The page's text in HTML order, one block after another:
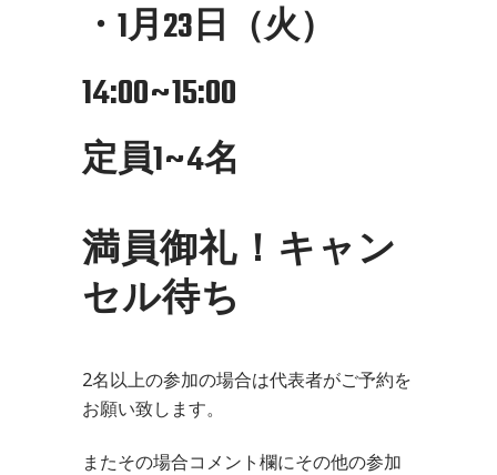
・1月23日（火）
14:00~15:00
定員1~4名
満員御礼！キャン
セル待ち
2名以上の参加の場合は代表者がご予約を
お願い致します。
またその場合コメント欄にその他の参加